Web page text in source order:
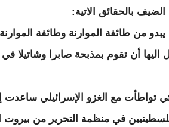
بالحقائق الاتية:
يبدو من طائفة الموارنة وطائفة
أن تقوم بمذبحة صابرا وشاتيلا
تواطأت مع الغزو الإسرائيلي ساعدت
في منظمة التحرير من